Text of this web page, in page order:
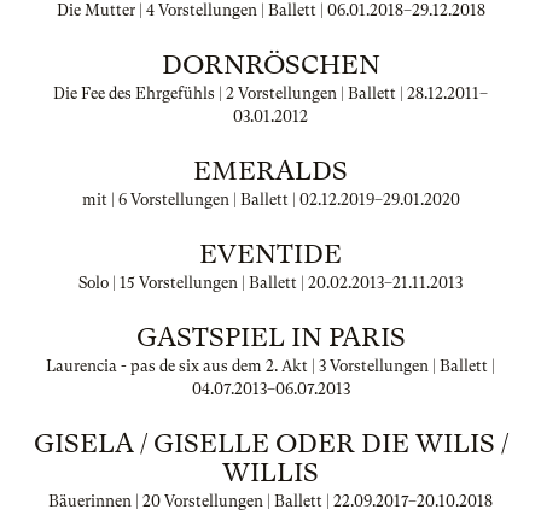
Die Mutter | 4 Vorstellungen | Ballett | 06.01.2018–29.12.2018
DORNRÖSCHEN
Die Fee des Ehrgefühls | 2 Vorstellungen | Ballett | 28.12.2011–
03.01.2012
EMERALDS
mit | 6 Vorstellungen | Ballett | 02.12.2019–29.01.2020
EVENTIDE
Solo | 15 Vorstellungen | Ballett | 20.02.2013–21.11.2013
GASTSPIEL IN PARIS
Laurencia - pas de six aus dem 2. Akt | 3 Vorstellungen | Ballett |
04.07.2013–06.07.2013
GISELA / GISELLE ODER DIE WILIS /
WILLIS
Bäuerinnen | 20 Vorstellungen | Ballett | 22.09.2017–20.10.2018